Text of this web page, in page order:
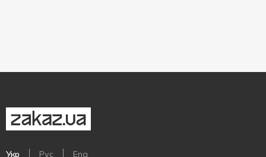
Укр Рус Eng